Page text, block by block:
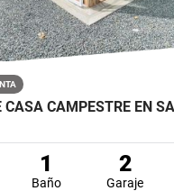
1
Baño
2
Garaje